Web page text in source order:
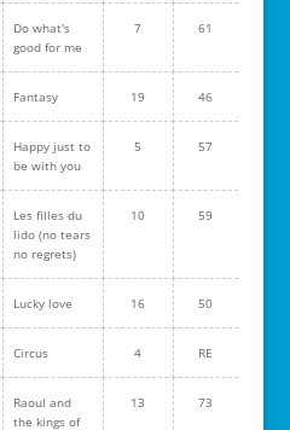
Do what's
good for me
7 61
Fantasy 19 46
Happy just to
be with you
5 57
Les filles du
lido (no tears
no regrets)
10 59
Lucky love 16 50
Circus 4 RE
Raoul and
the kings of
13 73